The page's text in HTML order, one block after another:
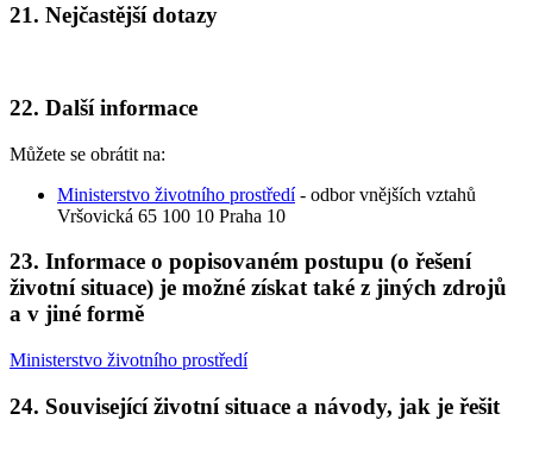
21. Nejčastější dotazy
22. Další informace
Můžete se obrátit na:
Ministerstvo životního prostředí- odbor vnějších vztahů
Vršovická 65 100 10 Praha 10
23. Informace o popisovaném postupu (o řešení
životní situace) je možné získat také z jiných zdrojů
a v jiné formě
Ministerstvo životního prostředí
24. Související životní situace a návody, jak je řešit